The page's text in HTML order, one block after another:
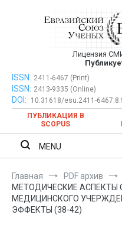
публикация
Лицензия
Евразийский Союз
ISSN: 2411-6467 (Print)
ISSN: 2413-9335 (Online)
DOI:
10.31618/esu.2411-
ПУБЛИКАЦИЯ В
SCOPUS
MENU
Главная
PDF архив
МЕТОДИЧЕСКИЕ АСПЕКТЫ
МЕДИЦИНСКОГО
ЭФФЕКТЫ (38-42)